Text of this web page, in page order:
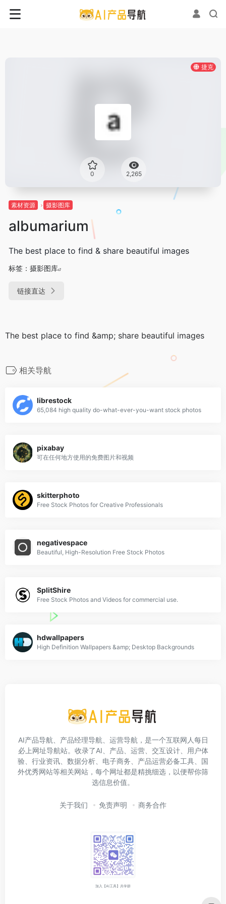
捷克
0 2,265
素材资源 摄影图库
albumarium
The best place to find & share beautiful images
标签： 摄影图库
链接直达
The best place to find &amp; share beautiful images
相关导航
librestock
65,084 high quality do-what-ever-you-want stock photos
pixabay
可在任何地方使用的免费图片和视频
skitterphoto
Free Stock Photos for Creative Professionals
negativespace
Beautiful, High-Resolution Free Stock Photos
SplitShire
Free Stock Photos and Videos for commercial use.
hdwallpapers
High Definition Wallpapers &amp; Desktop Backgrounds
AI产品导航、产品经理导航、运营导航，是一个互联网人每日
必上网址导航站。收录了AI、产品、运营、交互设计、用户体
验、行业资讯、数据分析、电子商务、产品运营必备工具、国
外优秀网站等相关网站，每个网址都是精挑细选，以便帮你筛
选信息价值。
关于我们 免责声明 商务合作
加入【AI工具】共学群